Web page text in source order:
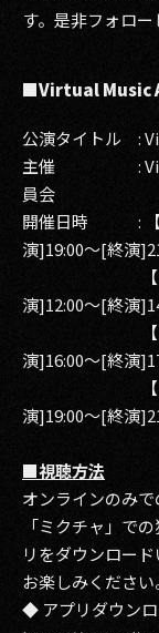
す。是非フォロー
■Virtual Music
公演タイトル :
主催 : Virtual
員会
開催日時 :
演]19:00〜[終演
【Day2-
演]12:00〜[終演
【Day2-幕
演]16:00〜[終演
【Day2-
演]19:00〜[終演
■視聴方法
オンラインのみ
「ミクチャ」で
リをダウンロー
お楽しみください
◆ アプリダウンロ